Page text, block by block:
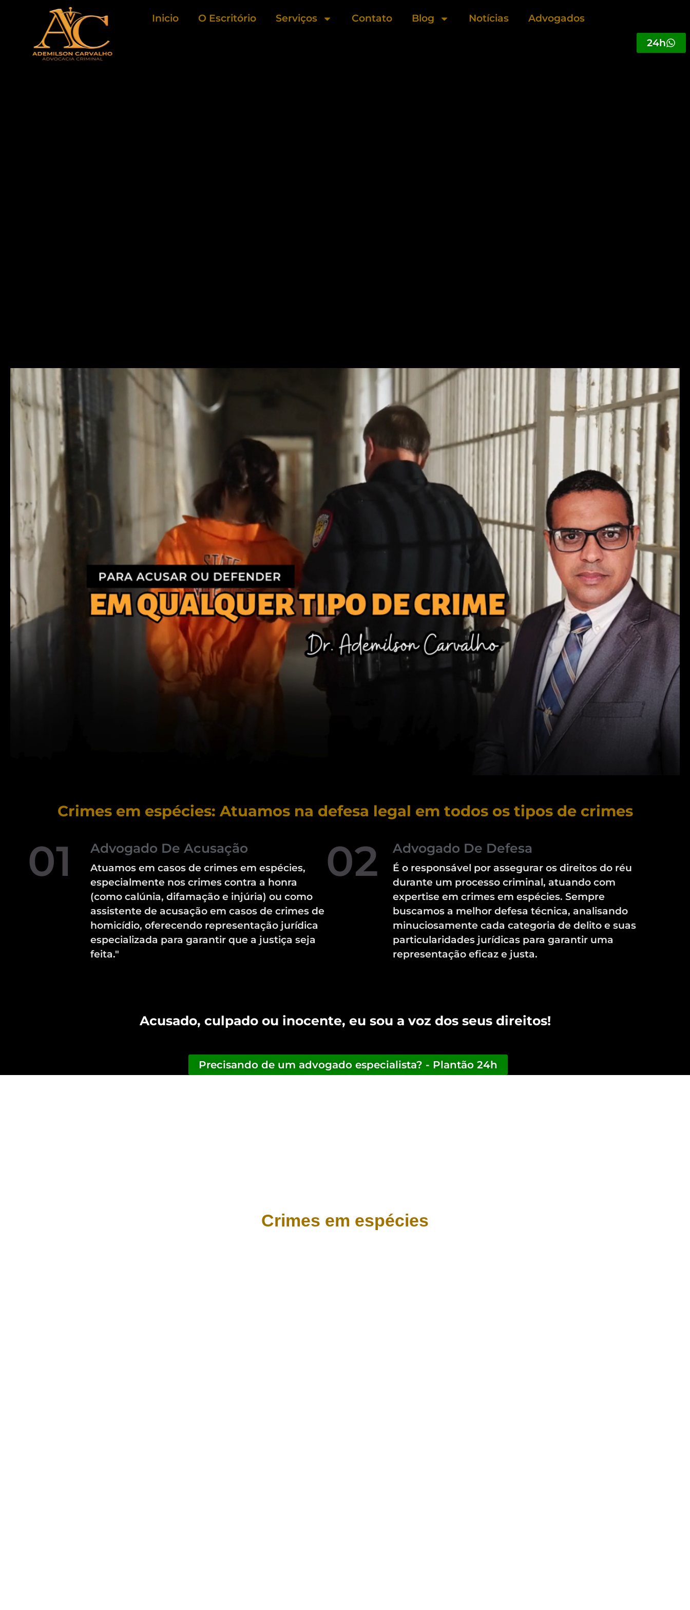
conteúdo
Inicio O Escritório Serviços Contato Blog Notícias Advogados
24h
Crimes em espécies: Atuamos na defesa legal em todos os tipos de crimes
01 Advogado De Acusação
Atuamos em casos de crimes em espécies,
especialmente nos crimes contra a honra
(como calúnia, difamação e injúria) ou como
assistente de acusação em casos de crimes de
homicídio, oferecendo representação jurídica
especializada para garantir que a justiça seja
feita."
02 Advogado De Defesa
É o responsável por assegurar os direitos do réu
durante um processo criminal, atuando com
expertise em crimes em espécies. Sempre
buscamos a melhor defesa técnica, analisando
minuciosamente cada categoria de delito e suas
particularidades jurídicas para garantir uma
representação eficaz e justa.
Acusado, culpado ou inocente, eu sou a voz dos seus direitos!
Precisando de um advogado especialista? - Plantão 24h
Crimes em espécies